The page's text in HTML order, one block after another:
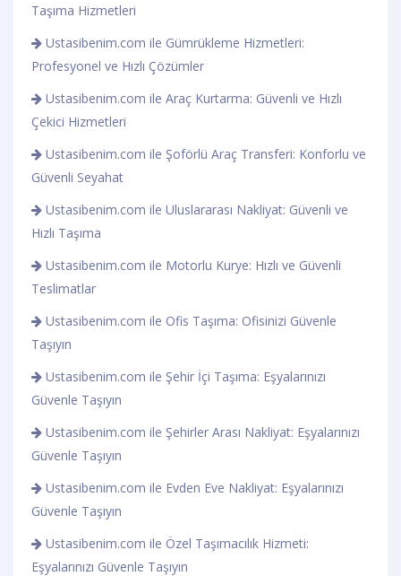
Taşıma Hizmetleri
Ustasibenim.com ile Gümrükleme Hizmetleri:
Profesyonel ve Hızlı Çözümler
Ustasibenim.com ile Araç Kurtarma: Güvenli ve Hızlı
Çekici Hizmetleri
Ustasibenim.com ile Şoförlü Araç Transferi: Konforlu ve
Güvenli Seyahat
Ustasibenim.com ile Uluslararası Nakliyat: Güvenli ve
Hızlı Taşıma
Ustasibenim.com ile Motorlu Kurye: Hızlı ve Güvenli
Teslimatlar
Ustasibenim.com ile Ofis Taşıma: Ofisinizi Güvenle
Taşıyın
Ustasibenim.com ile Şehir İçi Taşıma: Eşyalarınızı
Güvenle Taşıyın
Ustasibenim.com ile Şehirler Arası Nakliyat: Eşyalarınızı
Güvenle Taşıyın
Ustasibenim.com ile Evden Eve Nakliyat: Eşyalarınızı
Güvenle Taşıyın
Ustasibenim.com ile Özel Taşımacılık Hizmeti:
Eşyalarınızı Güvenle Taşıyın